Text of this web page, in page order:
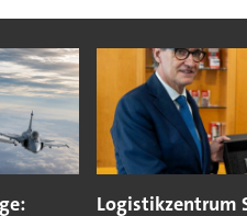
Logistikzentrum